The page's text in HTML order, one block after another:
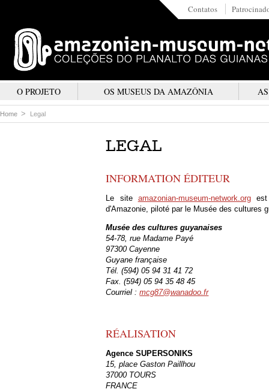
Contatos
O PROJETO OS MUSEUS DA AMAZÔNIA
Home Legal
LEGAL
INFORMATION ÉDITEUR
Le site amazonian-museum-network.orgest
d'Amazonie, piloté par le Musée des cultures
Musée des cultures guyanaises
54-78, rue Madame Payé
97300 Cayenne
Guyane française
Tél. (594) 05 94 31 41 72
Fax. (594) 05 94 35 48 45
Courriel :mcg87@wanadoo.fr
RÉALISATION
Agence SUPERSONIKS
15, place Gaston Paillhou
37000 TOURS
FRANCE